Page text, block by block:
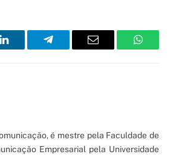
LinkedIn Telegram Email WhatsApp
é mestre pela Faculdade de
Empresarial pela Universidade